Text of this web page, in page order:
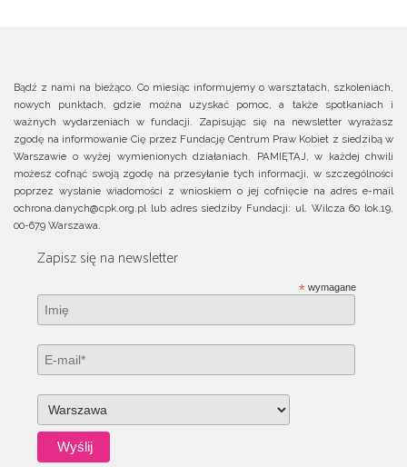
Bądź z nami na bieżąco. Co miesiąc informujemy o warsztatach, szkoleniach,
nowych punktach, gdzie można uzyskać pomoc, a także spotkaniach i
ważnych wydarzeniach w fundacji. Zapisując się na newsletter wyrażasz
zgodę na informowanie Cię przez Fundację Centrum Praw Kobiet z siedzibą w
Warszawie o wyżej wymienionych działaniach. PAMIĘTAJ, w każdej chwili
możesz cofnąć swoją zgodę na przesyłanie tych informacji, w szczególności
poprzez wysłanie wiadomości z wnioskiem o jej cofnięcie na adres e-mail
ochrona.danych@cpk.org.pl lub adres siedziby Fundacji: ul. Wilcza 60 lok.19,
00-679 Warszawa.
Zapisz się na newsletter
* wymagane